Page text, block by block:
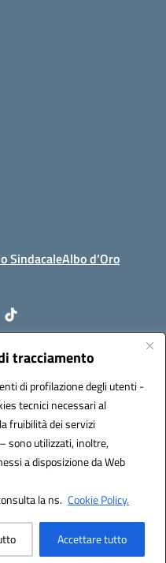
tracciamento
di profilazione degli utenti -
tecnici necessari al
fruibilità dei servizi
sono utilizzati, inoltre,
a disposizione da Web
la ns. Cookie Policy.
Accettare tutto
SindacaleAlbo d’Oro
3D Solution S.r.l.
Designers Italia